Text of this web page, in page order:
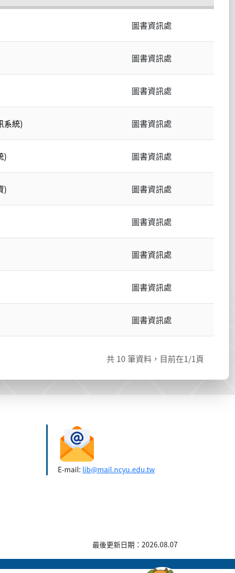
圖書資訊處
圖書資訊處
圖書資訊處
系統) 圖書資訊處
) 圖書資訊處
) 圖書資訊處
圖書資訊處
圖書資訊處
圖書資訊處
圖書資訊處
共 10 筆資料，目前在1/1頁
E-mail: lib@mail.ncyu.edu.tw
最後更新日期：2026.08.07